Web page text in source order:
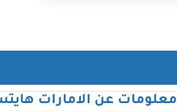
معلومات عن الامارات